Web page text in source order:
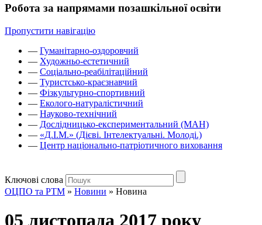
Робота за напрямами позашкільної освіти
Пропустити навігацію
— Гуманітарно-оздоровчий
— Художньо-естетичний
— Соціально-реабілітаційний
— Туристсько-краєзнавчий
— Фізкультурно-спортивний
— Еколого-натуралістичний
— Науково-технічний
— Дослідницько-експериментальний (МАН)
— «Д.І.М.» (Дієві. Інтелектуальні. Молоді.)
— Центр національно-патріотичного виховання
Ключові слова
ОЦПО та РТМ » Новини » Новина
05 листопада 2017 року